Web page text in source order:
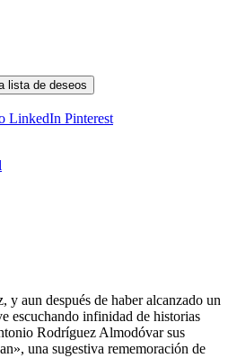
lista de deseos
LinkedIn Pinterest
aun después de haber alcanzado un
escuchando infinidad de historias
Rodríguez Almodóvar sus
una sugestiva rememoración de